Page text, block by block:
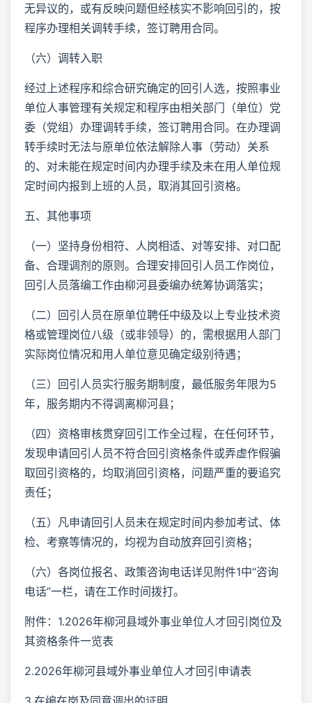
无异议的，或有反映问题但经核实不影响回引的，按
程序办理相关调转手续，签订聘用合同。
（六）调转入职
经过上述程序和综合研究确定的回引人选，按照事业
单位人事管理有关规定和程序由相关部门（单位）党
委（党组）办理调转手续，签订聘用合同。在办理调
转手续时无法与原单位依法解除人事（劳动）关系
的、对未能在规定时间内办理手续及未在用人单位规
定时间内报到上班的人员，取消其回引资格。
五、其他事项
（一）坚持身份相符、人岗相适、对等安排、对口配
备、合理调剂的原则。合理安排回引人员工作岗位，
回引人员落编工作由柳河县委编办统筹协调落实；
（二）回引人员在原单位聘任中级及以上专业技术资
格或管理岗位八级（或非领导）的，需根据用人部门
实际岗位情况和用人单位意见确定级别待遇；
（三）回引人员实行服务期制度，最低服务年限为5
年，服务期内不得调离柳河县；
（四）资格审核贯穿回引工作全过程，在任何环节，
发现申请回引人员不符合回引资格条件或弄虚作假骗
取回引资格的，均取消回引资格，问题严重的要追究
责任；
（五）凡申请回引人员未在规定时间内参加考试、体
检、考察等情况的，均视为自动放弃回引资格；
（六）各岗位报名、政策咨询电话详见附件1中“咨询
电话”一栏，请在工作时间拨打。
附件：1.2026年柳河县域外事业单位人才回引岗位及
其资格条件一览表
2.2026年柳河县域外事业单位人才回引申请表